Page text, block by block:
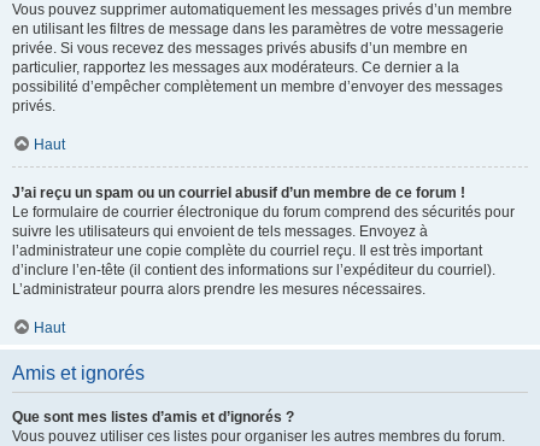
Vous pouvez supprimer automatiquement les messages privés d’un membre
en utilisant les filtres de message dans les paramètres de votre messagerie
privée. Si vous recevez des messages privés abusifs d’un membre en
particulier, rapportez les messages aux modérateurs. Ce dernier a la
possibilité d’empêcher complètement un membre d’envoyer des messages
privés.
Haut
J’ai reçu un spam ou un courriel abusif d’un membre de ce forum !
Le formulaire de courrier électronique du forum comprend des sécurités pour
suivre les utilisateurs qui envoient de tels messages. Envoyez à
l’administrateur une copie complète du courriel reçu. Il est très important
d’inclure l’en-tête (il contient des informations sur l’expéditeur du courriel).
L’administrateur pourra alors prendre les mesures nécessaires.
Haut
Amis et ignorés
Que sont mes listes d’amis et d’ignorés ?
Vous pouvez utiliser ces listes pour organiser les autres membres du forum.